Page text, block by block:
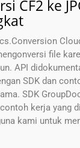
CF2 ke
file
API
SDK dan
SDK
kerja yang
kami untuk